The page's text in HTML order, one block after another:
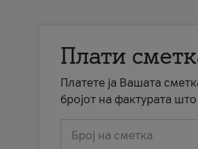
Плати
Платете ја Вашата
бројот на фактурата што
Број на сметка